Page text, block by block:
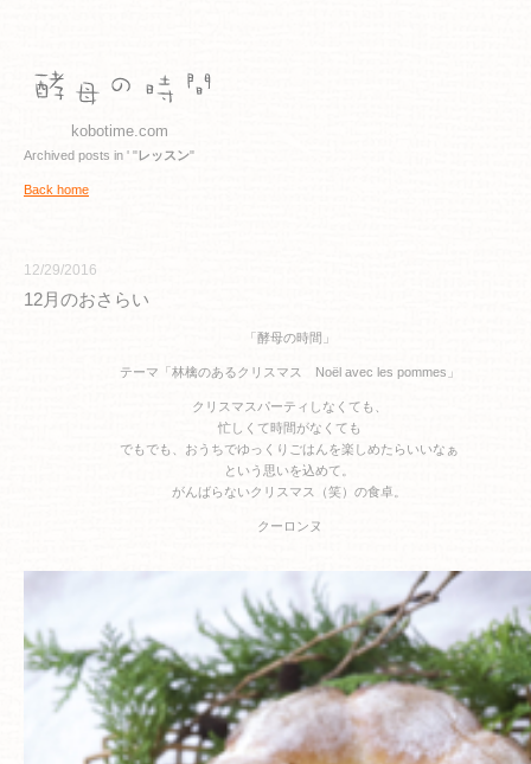
kobotime.com
Archived posts in ' "レッスン"
Back home
12月のおさらい
12/29/2016
「酵母の時間」
テーマ「林檎のあるクリスマス Noël avec les pommes」
クリスマスパーティしなくても、
忙しくて時間がなくても
でもでも、おうちでゆっくりごはんを楽しめたらいいなぁ
という思いを込めて。
がんばらないクリスマス（笑）の食卓。
クーロンヌ